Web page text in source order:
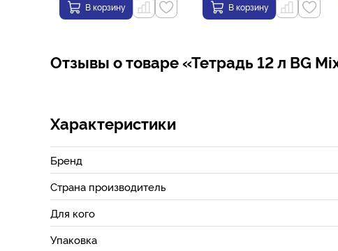
В корзину В корзину
Отзывы о товаре «Тетрадь 12 л BG
Характеристики
Бренд
Страна производитель
Для кого
Упаковка